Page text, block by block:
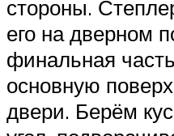
стороны.
его на дверном
финальная
основную
двери. Берём